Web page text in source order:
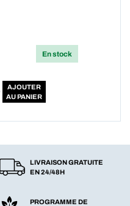
En stock
AJOUTER
AU PANIER
LIVRAISON GRATUITE
EN 24/48H
PROGRAMME DE